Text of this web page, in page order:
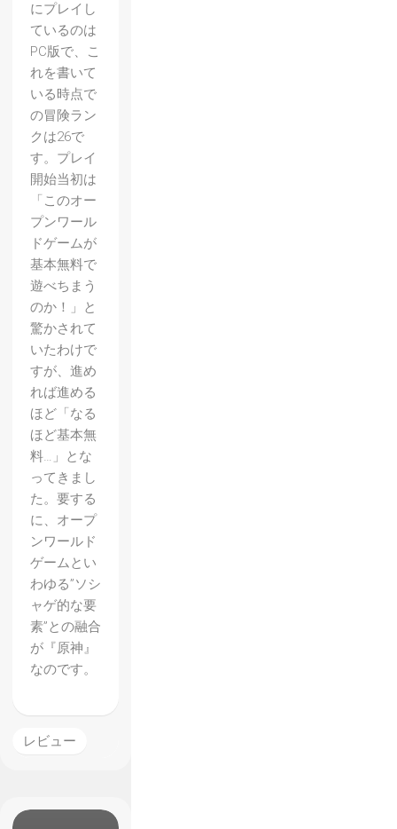
にプレイし
ているのは
PC版で、こ
れを書いて
いる時点で
の冒険ラン
クは26で
す。プレイ
開始当初は
「このオー
プンワール
ドゲームが
基本無料で
遊べちまう
のか！」と
驚かされて
いたわけで
すが、進め
れば進める
ほど「なる
ほど基本無
料…」とな
ってきまし
た。要する
に、オープ
ンワールド
ゲームとい
わゆる”ソシ
ャゲ的な要
素”との融合
が『原神』
なのです。
レビュー